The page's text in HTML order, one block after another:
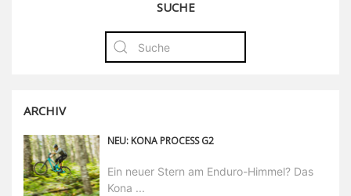
SUCHE
ARCHIV
NEU: KONA PROCESS G2
Ein neuer Stern am Enduro-Himmel? Das
Kona ...